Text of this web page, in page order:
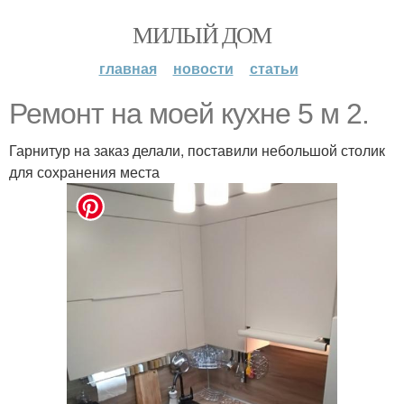
МИЛЫЙ ДОМ
главная новости статьи
Ремонт на моей кухне 5 м 2.
Гарнитур на заказ делали, поставили небольшой столик
для сохранения места